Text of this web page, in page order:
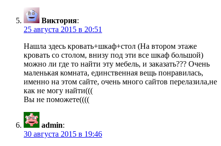
Виктория:
25 августа 2015 в 20:51
Нашла здесь кровать+шкаф+стол (На втором этаже
кровать со столом, внизу под эти все шкаф большой)
можно ли где то найти эту мебель, и заказать??? Очень
маленькая комната, единственная вещь понравилась,
именно на этом сайте, очень много сайтов перелазила,не
как не могу найти(((
Вы не поможете((((
admin:
30 августа 2015 в 19:46